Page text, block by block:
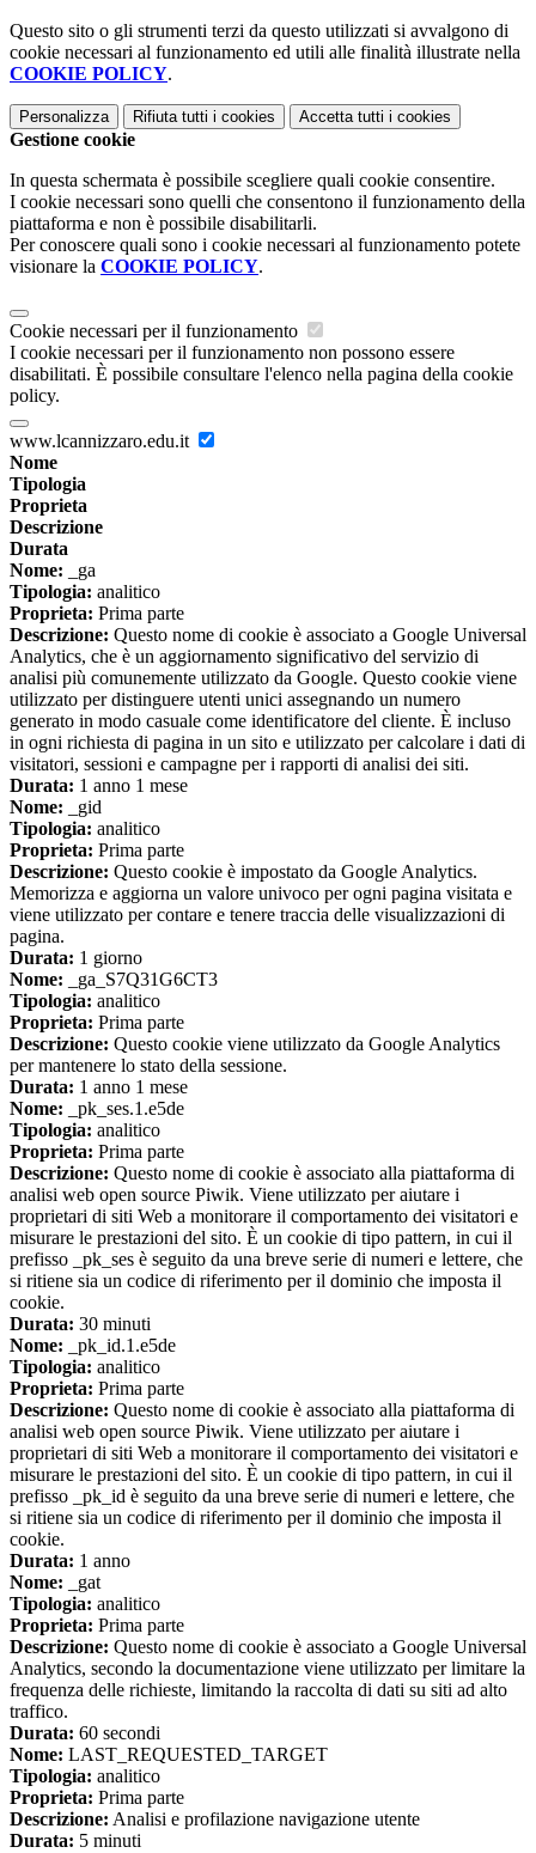
Questo sito o gli strumenti terzi da questo utilizzati si avvalgono di
cookie necessari al funzionamento ed utili alle finalità illustrate nella
COOKIE POLICY.
Personalizza Rifiuta tutti i cookies Accetta tutti i cookies
Gestione cookie
In questa schermata è possibile scegliere quali cookie consentire.
I cookie necessari sono quelli che consentono il funzionamento della
piattaforma e non è possibile disabilitarli.
Per conoscere quali sono i cookie necessari al funzionamento potete
visionare la COOKIE POLICY.
Cookie necessari per il funzionamento
I cookie necessari per il funzionamento non possono essere
disabilitati. È possibile consultare l'elenco nella pagina della cookie
policy.
www.lcannizzaro.edu.it
Nome
Tipologia
Proprieta
Descrizione
Durata
Nome: _ga
Tipologia: analitico
Proprieta: Prima parte
Descrizione: Questo nome di cookie è associato a Google Universal
Analytics, che è un aggiornamento significativo del servizio di
analisi più comunemente utilizzato da Google. Questo cookie viene
utilizzato per distinguere utenti unici assegnando un numero
generato in modo casuale come identificatore del cliente. È incluso
in ogni richiesta di pagina in un sito e utilizzato per calcolare i dati di
visitatori, sessioni e campagne per i rapporti di analisi dei siti.
Durata: 1 anno 1 mese
Nome: _gid
Tipologia: analitico
Proprieta: Prima parte
Descrizione: Questo cookie è impostato da Google Analytics.
Memorizza e aggiorna un valore univoco per ogni pagina visitata e
viene utilizzato per contare e tenere traccia delle visualizzazioni di
pagina.
Durata: 1 giorno
Nome: _ga_S7Q31G6CT3
Tipologia: analitico
Proprieta: Prima parte
Descrizione: Questo cookie viene utilizzato da Google Analytics
per mantenere lo stato della sessione.
Durata: 1 anno 1 mese
Nome: _pk_ses.1.e5de
Tipologia: analitico
Proprieta: Prima parte
Descrizione: Questo nome di cookie è associato alla piattaforma di
analisi web open source Piwik. Viene utilizzato per aiutare i
proprietari di siti Web a monitorare il comportamento dei visitatori e
misurare le prestazioni del sito. È un cookie di tipo pattern, in cui il
prefisso _pk_ses è seguito da una breve serie di numeri e lettere, che
si ritiene sia un codice di riferimento per il dominio che imposta il
cookie.
Durata: 30 minuti
Nome: _pk_id.1.e5de
Tipologia: analitico
Proprieta: Prima parte
Descrizione: Questo nome di cookie è associato alla piattaforma di
analisi web open source Piwik. Viene utilizzato per aiutare i
proprietari di siti Web a monitorare il comportamento dei visitatori e
misurare le prestazioni del sito. È un cookie di tipo pattern, in cui il
prefisso _pk_id è seguito da una breve serie di numeri e lettere, che
si ritiene sia un codice di riferimento per il dominio che imposta il
cookie.
Durata: 1 anno
Nome: _gat
Tipologia: analitico
Proprieta: Prima parte
Descrizione: Questo nome di cookie è associato a Google Universal
Analytics, secondo la documentazione viene utilizzato per limitare la
frequenza delle richieste, limitando la raccolta di dati su siti ad alto
traffico.
Durata: 60 secondi
Nome: LAST_REQUESTED_TARGET
Tipologia: analitico
Proprieta: Prima parte
Descrizione: Analisi e profilazione navigazione utente
Durata: 5 minuti